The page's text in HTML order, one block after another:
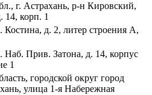
г. Астрахань, р-н Кировский,
14, корп. 1
Костина, д. 2, литер строения А,
Наб. Прив. Затона, д. 14, корпус
1
городской округ город
улица 1-я Набережная